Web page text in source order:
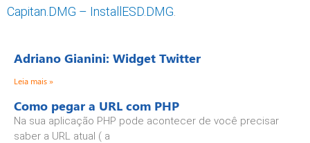
Capitan.DMG – InstallESD.DMG
Adriano Gianini: Widget Twitter
Leia mais »
Como pegar a URL com PHP
Na sua aplicação PHP pode acontecer de você precisar
saber a URL atual ( a